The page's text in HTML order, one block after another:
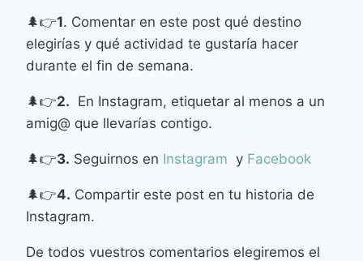
🌲👉1. Comentar en este post qué destino
elegirías y qué actividad te gustaría hacer
durante el fin de semana.
🌲👉2. En Instagram, etiquetar al menos a un
amig@ que llevarías contigo.
🌲👉3. Seguirnos en Instagramy Facebook
🌲👉4. Compartir este post en tu historia de
Instagram.
De todos vuestros comentarios elegiremos el